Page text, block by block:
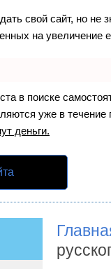
свой сайт, но не
на увеличение
в поиске
уже в
деньги.